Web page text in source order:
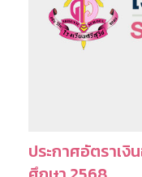
ประกาศอัตราเงิ